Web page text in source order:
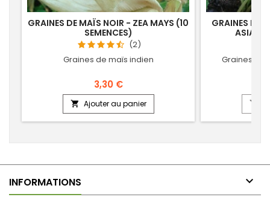
GRAINES DE MAÏS NOIR - ZEA MAYS (10
SEMENCES)
(2)
Graines de maïs indien
3,30 €
 Ajouter au panier
GRAINES DE
Graines

INFORMATIONS 